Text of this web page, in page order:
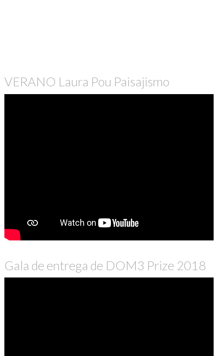
VERANO Laura Pou Paisajismo
Gala de entrega de DOM3 Prize 2018